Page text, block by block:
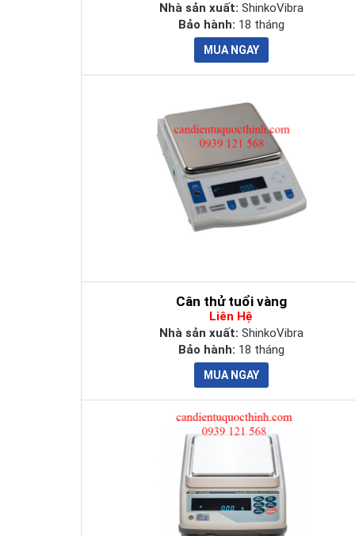
Nhà sản xuất: ShinkoVibra
Bảo hành: 18 tháng
Cân thử tuổi vàng
Liên Hệ
Nhà sản xuất: ShinkoVibra
Bảo hành: 18 tháng